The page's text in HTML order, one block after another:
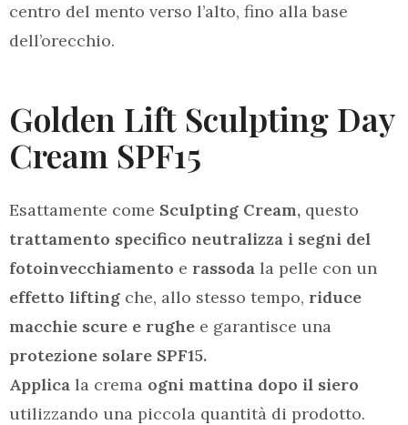
centro del mento verso l’alto, fino alla base
dell’orecchio.
Golden Lift Sculpting Day
Cream SPF15
Esattamente come Sculpting Cream, questo
trattamento specifico neutralizza i segni del
fotoinvecchiamento e rassoda la pelle con un
effetto lifting che, allo stesso tempo, riduce
macchie scure e rughe e garantisce una
protezione solare SPF15.
Applica la crema ogni mattina dopo il siero
utilizzando una piccola quantità di prodotto.